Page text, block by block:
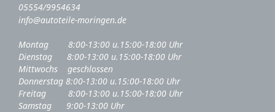
05554/9954634
info@autoteile-moringen.de
Montag 8:00-13:00 u.15:00-18:00 Uhr
Dienstag 8:00-13:00 u.15:00-18:00 Uhr
Mittwochs geschlossen
Donnerstag 8:00-13:00 u.15:00-18:00 Uhr
Freitag 8:00-13:00 u.15:00-18:00 Uhr
Samstag 9:00-13:00 Uhr